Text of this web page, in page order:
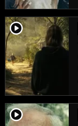
player2
player2